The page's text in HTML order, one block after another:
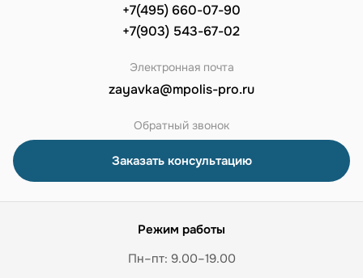
+7(495) 660-07-90
+7(903) 543-67-02
Электронная почта
zayavka@mpolis-pro.ru
Обратный звонок
Заказать консультацию
Режим работы
Пн–пт: 9.00–19.00